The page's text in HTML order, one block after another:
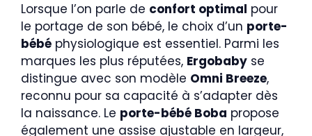
Lorsque l’on parle de confort optimal pour
le portage de son bébé, le choix d’un porte-
bébé physiologique est essentiel. Parmi les
marques les plus réputées, Ergobaby se
distingue avec son modèle Omni Breeze,
reconnu pour sa capacité à s’adapter dès
la naissance. Le porte-bébé Boba propose
également une assise ajustable en largeur,